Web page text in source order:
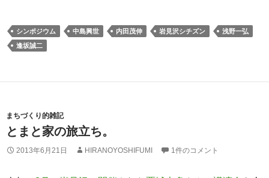
シンポジウム 中島興世 内田茂伸 岩見沢シチズン
浅野一弘
逢坂誠二
まちづくり的雑記
とまと家の旅立ち。
2013年6月21日 HIRANOYOSHIFUMI 1件のコメント